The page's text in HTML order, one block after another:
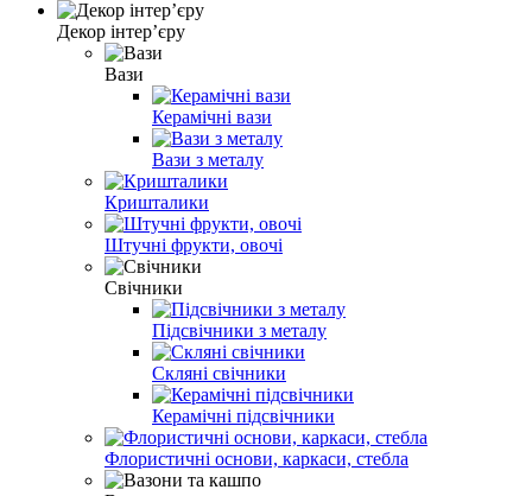
Декор інтер’єру
Вази
Керамічні вази
Вази з металу
Кришталики
Штучні фрукти, овочі
Свічники
Підсвічники з металу
Скляні свічники
Керамічні підсвічники
Флористичні основи, каркаси, стебла